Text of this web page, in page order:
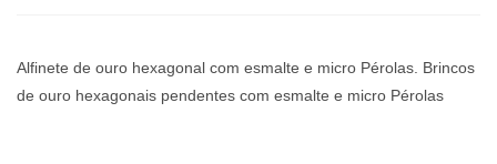
Alfinete de ouro hexagonal com esmalte e micro Pérolas. Brincos
de ouro hexagonais pendentes com esmalte e micro Pérolas